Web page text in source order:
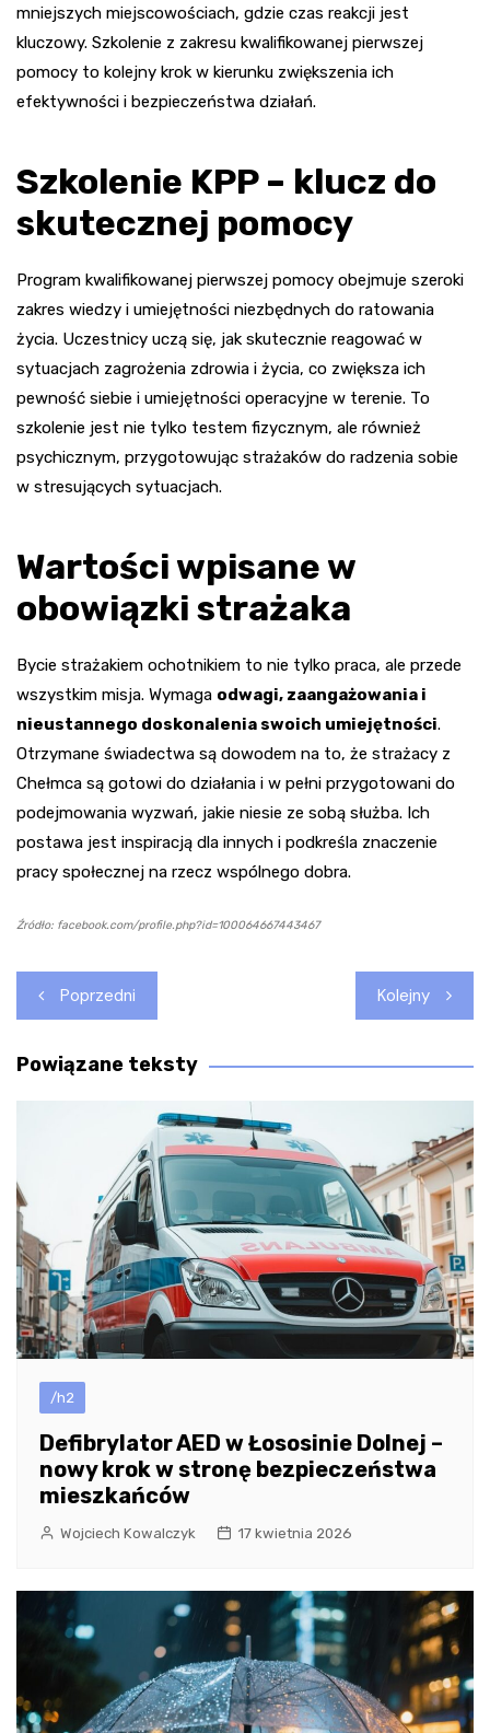
mniejszych miejscowościach, gdzie czas reakcji jest
kluczowy. Szkolenie z zakresu kwalifikowanej pierwszej
pomocy to kolejny krok w kierunku zwiększenia ich
efektywności i bezpieczeństwa działań.
Szkolenie KPP – klucz do
skutecznej pomocy
Program kwalifikowanej pierwszej pomocy obejmuje szeroki
zakres wiedzy i umiejętności niezbędnych do ratowania
życia. Uczestnicy uczą się, jak skutecznie reagować w
sytuacjach zagrożenia zdrowia i życia, co zwiększa ich
pewność siebie i umiejętności operacyjne w terenie. To
szkolenie jest nie tylko testem fizycznym, ale również
psychicznym, przygotowując strażaków do radzenia sobie
w stresujących sytuacjach.
Wartości wpisane w
obowiązki strażaka
Bycie strażakiem ochotnikiem to nie tylko praca, ale przede
wszystkim misja. Wymaga odwagi, zaangażowania i
nieustannego doskonalenia swoich umiejętności.
Otrzymane świadectwa są dowodem na to, że strażacy z
Chełmca są gotowi do działania i w pełni przygotowani do
podejmowania wyzwań, jakie niesie ze sobą służba. Ich
postawa jest inspiracją dla innych i podkreśla znaczenie
pracy społecznej na rzecz wspólnego dobra.
Źródło: facebook.com/profile.php?id=100064667443467
Nawigacja
wpisu
Poprzedni Kolejny
Powiązane teksty
/h2
Defibrylator AED w Łososinie Dolnej –
nowy krok w stronę bezpieczeństwa
mieszkańców
Wojciech Kowalczyk 17 kwietnia 2026